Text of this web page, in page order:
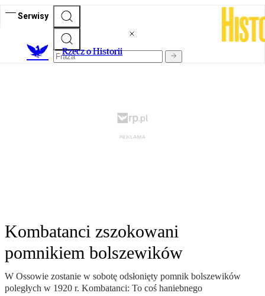
Serwisy
Rzecz o Historii
Kombatanci zszokowani
pomnikiem bolszewików
W Ossowie zostanie w sobotę odsłonięty pomnik bolszewików
poległych w 1920 r. Kombatanci: To coś haniebnego